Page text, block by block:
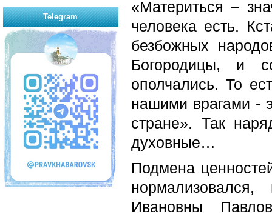
«Материться –
человека есть.
безбожных
Богородицы, и
ополчались. То
нашими врагами -
стране». Так
духовные…
Подмена
Ивановны
Telegram